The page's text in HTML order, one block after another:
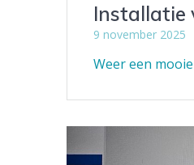
Installatie
9 november 2025
Weer een